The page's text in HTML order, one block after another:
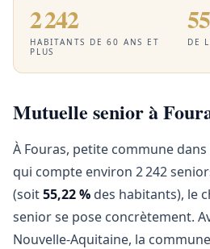
2 242
HABITANTS DE 60 ANS ET
PLUS
DE
Mutuelle senior à
À Fouras, petite commune
qui compte environ 2 242
(soit55,22 % des habitants), le
senior se pose concrètement.
Nouvelle-Aquitaine, la